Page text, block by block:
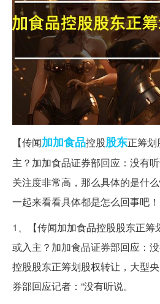
【传闻加加食品控股股东正筹
主？加加食品证券部回应：没有
关注度非常高，那么具体的是什
一起来看看具体都是怎么回事吧！
1、【传闻加加食品控股股东正筹
或入主？加加食品证券部回应：
控股股东正筹划股权转让，大型
券部回应记者：“没有听说。